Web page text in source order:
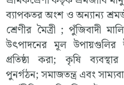
ব্যাপকতর অংশ ও অন্যান্য
শ্রেণীর মৈত্রী ; পুঁজিবাদী
উৎপাদনের মূল উপায়গুলির
প্রতিষ্ঠা করা; কৃষি ব্যবস্থার
পুনর্গঠন; সমাজতন্ত্র এবং